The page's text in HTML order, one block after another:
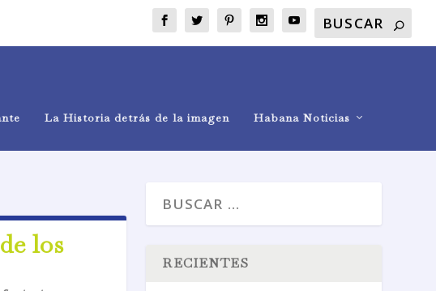
La Historia detrás de la imagen Habana Noticias
los
RECIENTES